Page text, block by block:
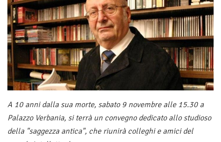
A 10 anni dalla sua morte, sabato 9 novembre alle 15.30 a
Palazzo Verbania, si terrà un convegno dedicato allo studioso
della "saggezza antica", che riunirà colleghi e amici del